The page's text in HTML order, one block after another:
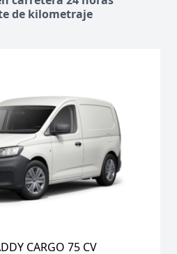
de kilometraje
CARGO 75 CV